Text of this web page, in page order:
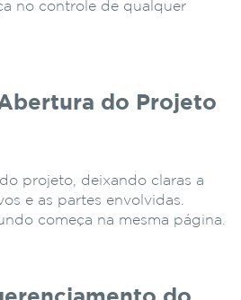
no controle de qualquer
do Projeto
projeto, deixando claras a
e as partes envolvidas.
começa na mesma página.